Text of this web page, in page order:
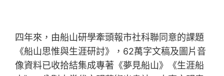
四年來，由船山研學牽頭報市社科聯同意的課題
《船山思惟與生涯研討》，62萬字文稿及圖片音
像資料已收拾結集成專著《夢見船山》《生涯船